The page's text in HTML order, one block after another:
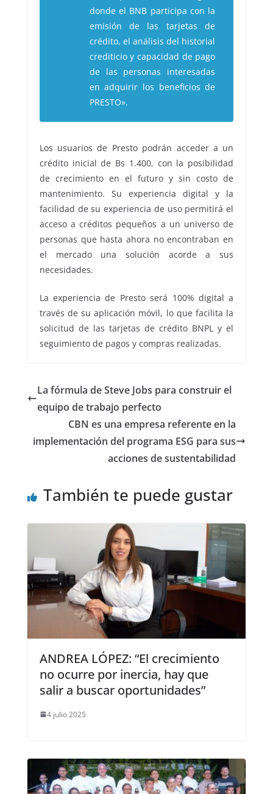
donde el BNB participa con la
emisión de las tarjetas de
crédito, el análisis del historial
crediticio y capacidad de pago
de las personas interesadas
en adquirir los beneficios de
PRESTO».
Los usuarios de Presto podrán acceder a un
crédito inicial de Bs 1.400, con la posibilidad
de crecimiento en el futuro y sin costo de
mantenimiento. Su experiencia digital y la
facilidad de su experiencia de uso permitirá el
acceso a créditos pequeños a un universo de
personas que hasta ahora no encontraban en
el mercado una solución acorde a sus
necesidades.
La experiencia de Presto será 100% digital a
través de su aplicación móvil, lo que facilita la
solicitud de las tarjetas de crédito BNPL y el
seguimiento de pagos y compras realizadas.
La fórmula de Steve Jobs para construir el
equipo de trabajo perfecto
CBN es una empresa referente en la
implementación del programa ESG para sus
acciones de sustentabilidad
También te puede gustar
ANDREA LÓPEZ: “El crecimiento
no ocurre por inercia, hay que
salir a buscar oportunidades”
4 julio 2025